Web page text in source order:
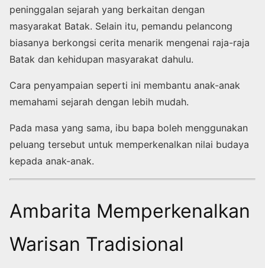
peninggalan sejarah yang berkaitan dengan
masyarakat Batak. Selain itu, pemandu pelancong
biasanya berkongsi cerita menarik mengenai raja-raja
Batak dan kehidupan masyarakat dahulu.
Cara penyampaian seperti ini membantu anak-anak
memahami sejarah dengan lebih mudah.
Pada masa yang sama, ibu bapa boleh menggunakan
peluang tersebut untuk memperkenalkan nilai budaya
kepada anak-anak.
Ambarita Memperkenalkan
Warisan Tradisional